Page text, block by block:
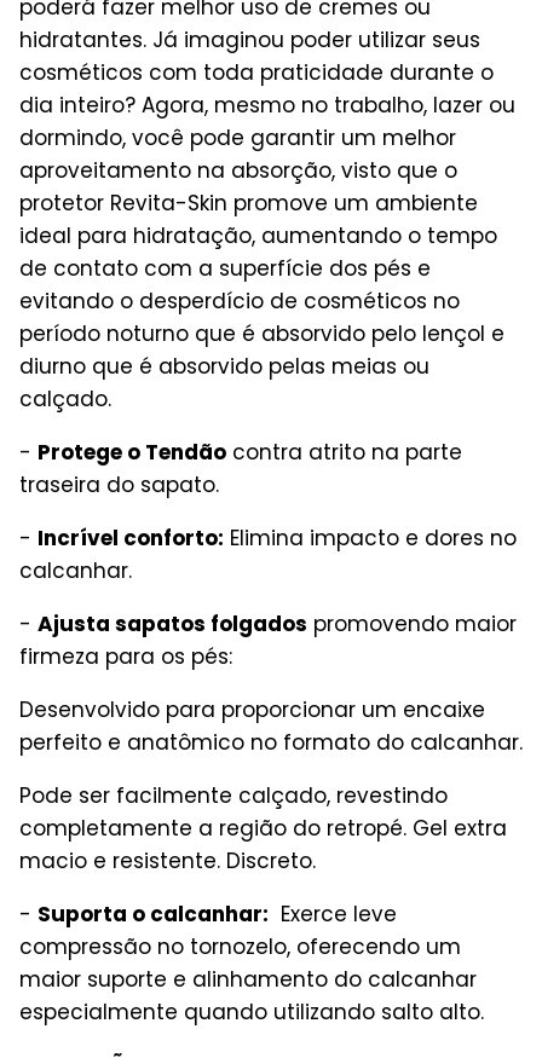
poderá fazer melhor uso de cremes ou
hidratantes. Já imaginou poder utilizar seus
cosméticos com toda praticidade durante o
dia inteiro? Agora, mesmo no trabalho, lazer ou
dormindo, você pode garantir um melhor
aproveitamento na absorção, visto que o
protetor Revita-Skin promove um ambiente
ideal para hidratação, aumentando o tempo
de contato com a superfície dos pés e
evitando o desperdício de cosméticos no
período noturno que é absorvido pelo lençol e
diurno que é absorvido pelas meias ou
calçado.
- Protege o Tendão contra atrito na parte
traseira do sapato.
- Incrível conforto: Elimina impacto e dores no
calcanhar.
- Ajusta sapatos folgados promovendo maior
firmeza para os pés:
Desenvolvido para proporcionar um encaixe
perfeito e anatômico no formato do calcanhar.
Pode ser facilmente calçado, revestindo
completamente a região do retropé. Gel extra
macio e resistente. Discreto.
- Suporta o calcanhar: Exerce leve
compressão no tornozelo, oferecendo um
maior suporte e alinhamento do calcanhar
especialmente quando utilizando salto alto.